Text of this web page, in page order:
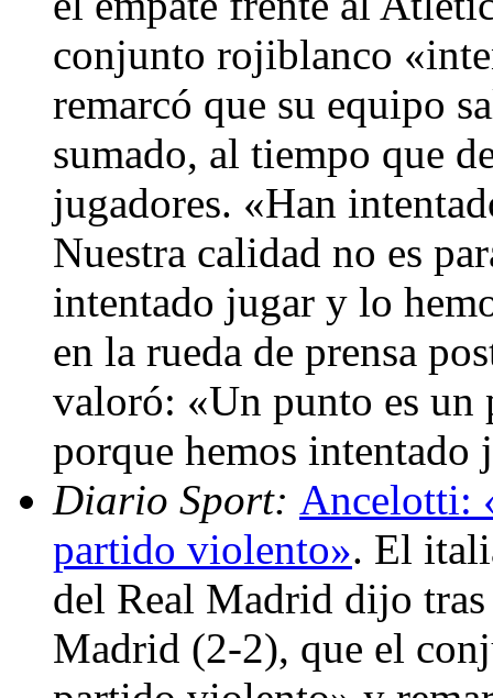
conjunto rojiblanco
remarcó que su equipo
sumado, al tiempo que
jugadores. «Han
Nuestra calidad no es
intentado jugar y lo
en la rueda de prensa
valoró: «Un punto es
porque hemos
Diario Sport: Ancelotti:
partido violento». El
del Real Madrid dijo
Madrid (2-2), que el